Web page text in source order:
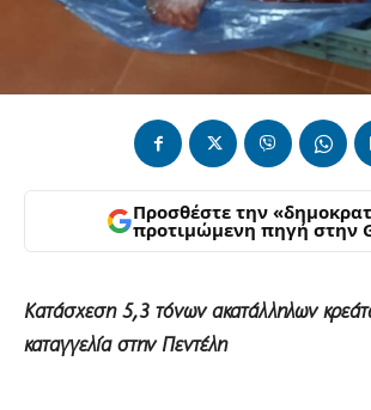
Προσθέστε την
προτιμώμενη πηγή στην
Κατάσχεση 5,3 τόνων ακατάλληλων
καταγγελία στην Πεντέλη